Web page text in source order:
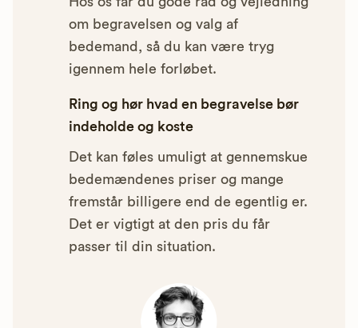
om begravelsen og valg af
bedemand, så du kan være tryg
igennem hele forløbet.
Ring og hør hvad en begravelse bør
indeholde og koste
Det kan føles umuligt at gennemskue
bedemændenes priser og mange
fremstår billigere end de egentlig er.
Det er vigtigt at den pris du får
passer til din situation.